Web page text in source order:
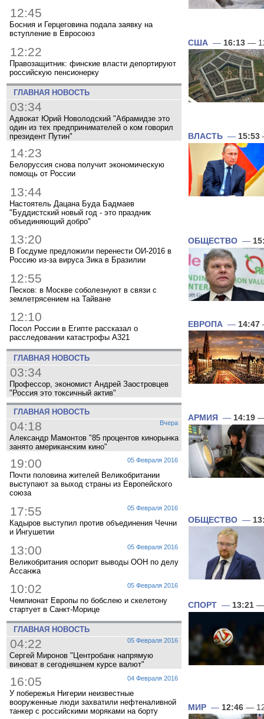
12:45
Босния и Герцеговина подала заявку на
вступление в Евросоюз
12:22
Правозащитник: финские власти депортируют
российскую пенсионерку
ГЛАВНАЯ НОВОСТЬ
03:34
Адвокат Юрий Новолодский "Абрамидзе это
один из тех предпринимателей о ком говорил
президент Путин"
14:23
Белоруссия снова получит экономическую
помощь от России
13:44
Настоятель Дацана Буда Бадмаев
"Буддистский новый год - это праздник
объединяющий добро"
13:20
В Госдуме предложили перенести ОИ-2016 в
Россию из-за вируса Зика в Бразилии
12:55
Песков: в Москве соболезнуют в связи с
землетрясением на Тайване
12:10
Посол России в Египте рассказал о
расследовании катастрофы A321
ГЛАВНАЯ НОВОСТЬ
03:34
Профессор, экономист Андрей Заостровцев
"Россия это токсичный актив"
ГЛАВНАЯ НОВОСТЬ
Вчера
04:18
Александр Мамонтов "85 процентов кинорынка
занято американским кино"
05 Февраля 2016
19:00
Почти половина жителей Великобритании
выступают за выход страны из Европейского
союза
05 Февраля 2016
17:55
Кадыров выступил против объединения Чечни
и Ингушетии
05 Февраля 2016
13:00
Великобритания оспорит выводы ООН по делу
Ассанжа
05 Февраля 2016
10:02
Чемпионат Европы по бобслею и скелетону
стартует в Санкт-Морице
ГЛАВНАЯ НОВОСТЬ
05 Февраля 2016
04:22
Сергей Миронов "Центробанк напрямую
виноват в сегодняшнем курсе валют"
04 Февраля 2016
16:05
У побережья Нигерии неизвестные
вооруженные люди захватили нефтеналивной
танкер с российскими моряками на борту
США — 16:13 —
ВЛАСТЬ — 15:53
ОБЩЕСТВО —
ЕВРОПА — 14:47
АРМИЯ — 14:19 —
ОБЩЕСТВО —
СПОРТ — 13:21 —
МИР — 12:46 —